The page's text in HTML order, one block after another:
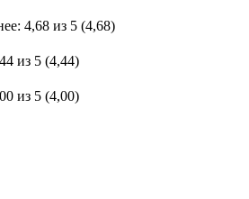
(4,68)
(4,44)
(4,00)